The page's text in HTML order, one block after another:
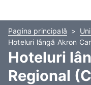
Pagina principală
Hoteluri lângă Akron
Hoteluri
Regional